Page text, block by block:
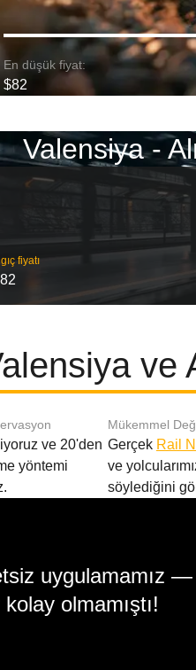
En düşük fiyat:
$82
Valensiya -
​​fiyatı
ve
ve 20'den
yöntemi
Mükemmel
Gerçek Rail
ve
söylediğini
uygulamamız —
olmamıştı!